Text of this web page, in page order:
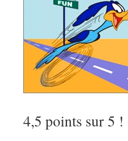
4,5 points sur 5 !